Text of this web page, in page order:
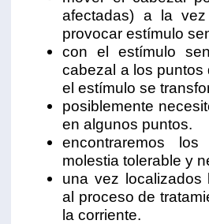
afectadas) a la
provocar estímulo
con el estímulo
cabezal a los
el estímulo se
posiblemente
en algunos puntos.
encontraremos
molestia tolerable y
una vez localizados
al proceso de
la corriente.